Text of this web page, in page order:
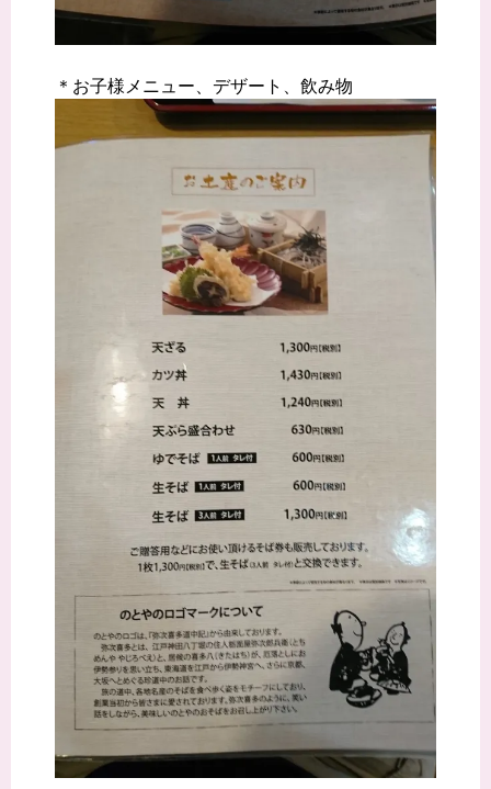
＊お子様メニュー、デザート、飲み物